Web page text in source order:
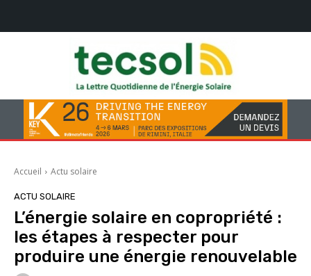
Accueil Actu solaire
ACTU SOLAIRE
L’énergie solaire en copropriété :
les étapes à respecter pour
produire une énergie renouvelable